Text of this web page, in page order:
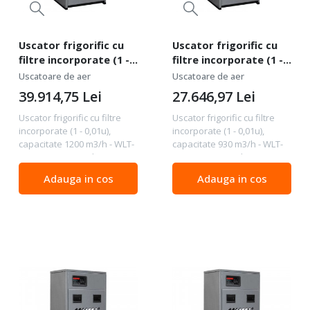
Uscator frigorific cu
filtre incorporate (1 -
0,01u), capacitate 1200
m3/h - WLT-WDF-1200
Uscatoare de aer
Uscator frigorific cu filtre
incorporate (1 - 0,01u),
capacitate 1200 m3/h - WLT-
WDF-1200 Date tehnice
Capacitate m3/min 20
Conexiune 2 " Tensiunea V
39.914,75 Lei
Adauga in cos
Uscator frigorific cu
filtre incorporate (1 -
0,01u), capacitate 930
m3/h - WLT-WDF-930
Uscatoare de aer
Uscator frigorific cu filtre
incorporate (1 - 0,01u),
capacitate 930 m3/h - WLT-
WDF-930 Date tehnice
Capacitate m3/min 15.5
Conexiune 2 " Tensiunea V
27.646,97 Lei
Adauga in cos